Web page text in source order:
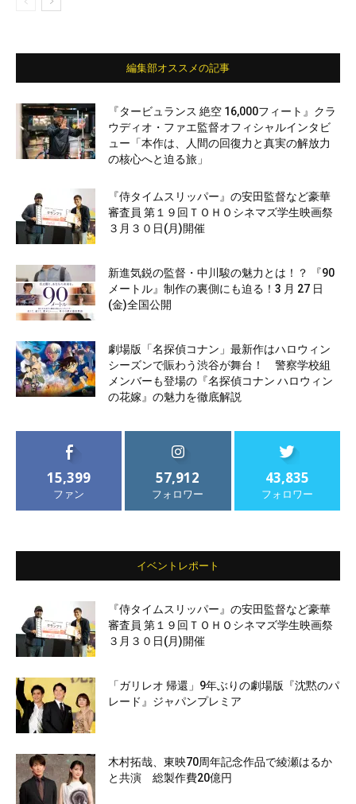
編集部オススメの記事
『タービュランス 絶空 16,000フィート』クラ
ウディオ・ファエ監督オフィシャルインタビ
ュー「本作は、人間の回復力と真実の解放力
の核心へと迫る旅」
『侍タイムスリッパー』の安田監督など豪華
審査員 第１９回ＴＯＨＯシネマズ学生映画祭
３月３０日(月)開催
新進気鋭の監督・中川駿の魅力とは！？ 『90
メートル』制作の裏側にも迫る！3 月 27 日
(金)全国公開
劇場版「名探偵コナン」最新作はハロウィン
シーズンで賑わう渋谷が舞台！ 警察学校組
メンバーも登場の『名探偵コナン ハロウィン
の花嫁』の魅力を徹底解説
15,399
ファン
57,912
フォロワー
43,835
フォロワー
イベントレポート
『侍タイムスリッパー』の安田監督など豪華
審査員 第１９回ＴＯＨＯシネマズ学生映画祭
３月３０日(月)開催
「ガリレオ 帰還」9年ぶりの劇場版『沈黙のパ
レード』ジャパンプレミア
木村拓哉、東映70周年記念作品で綾瀬はるか
と共演 総製作費20億円